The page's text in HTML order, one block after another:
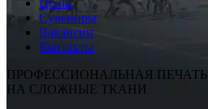
Цены
Сувениры
Вакансии
Контакты
ПРОФЕССИОНАЛЬНАЯ ПЕЧАТЬ
НА СЛОЖНЫЕ ТКАНИ